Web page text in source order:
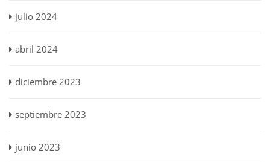
julio 2024
abril 2024
diciembre 2023
septiembre 2023
junio 2023